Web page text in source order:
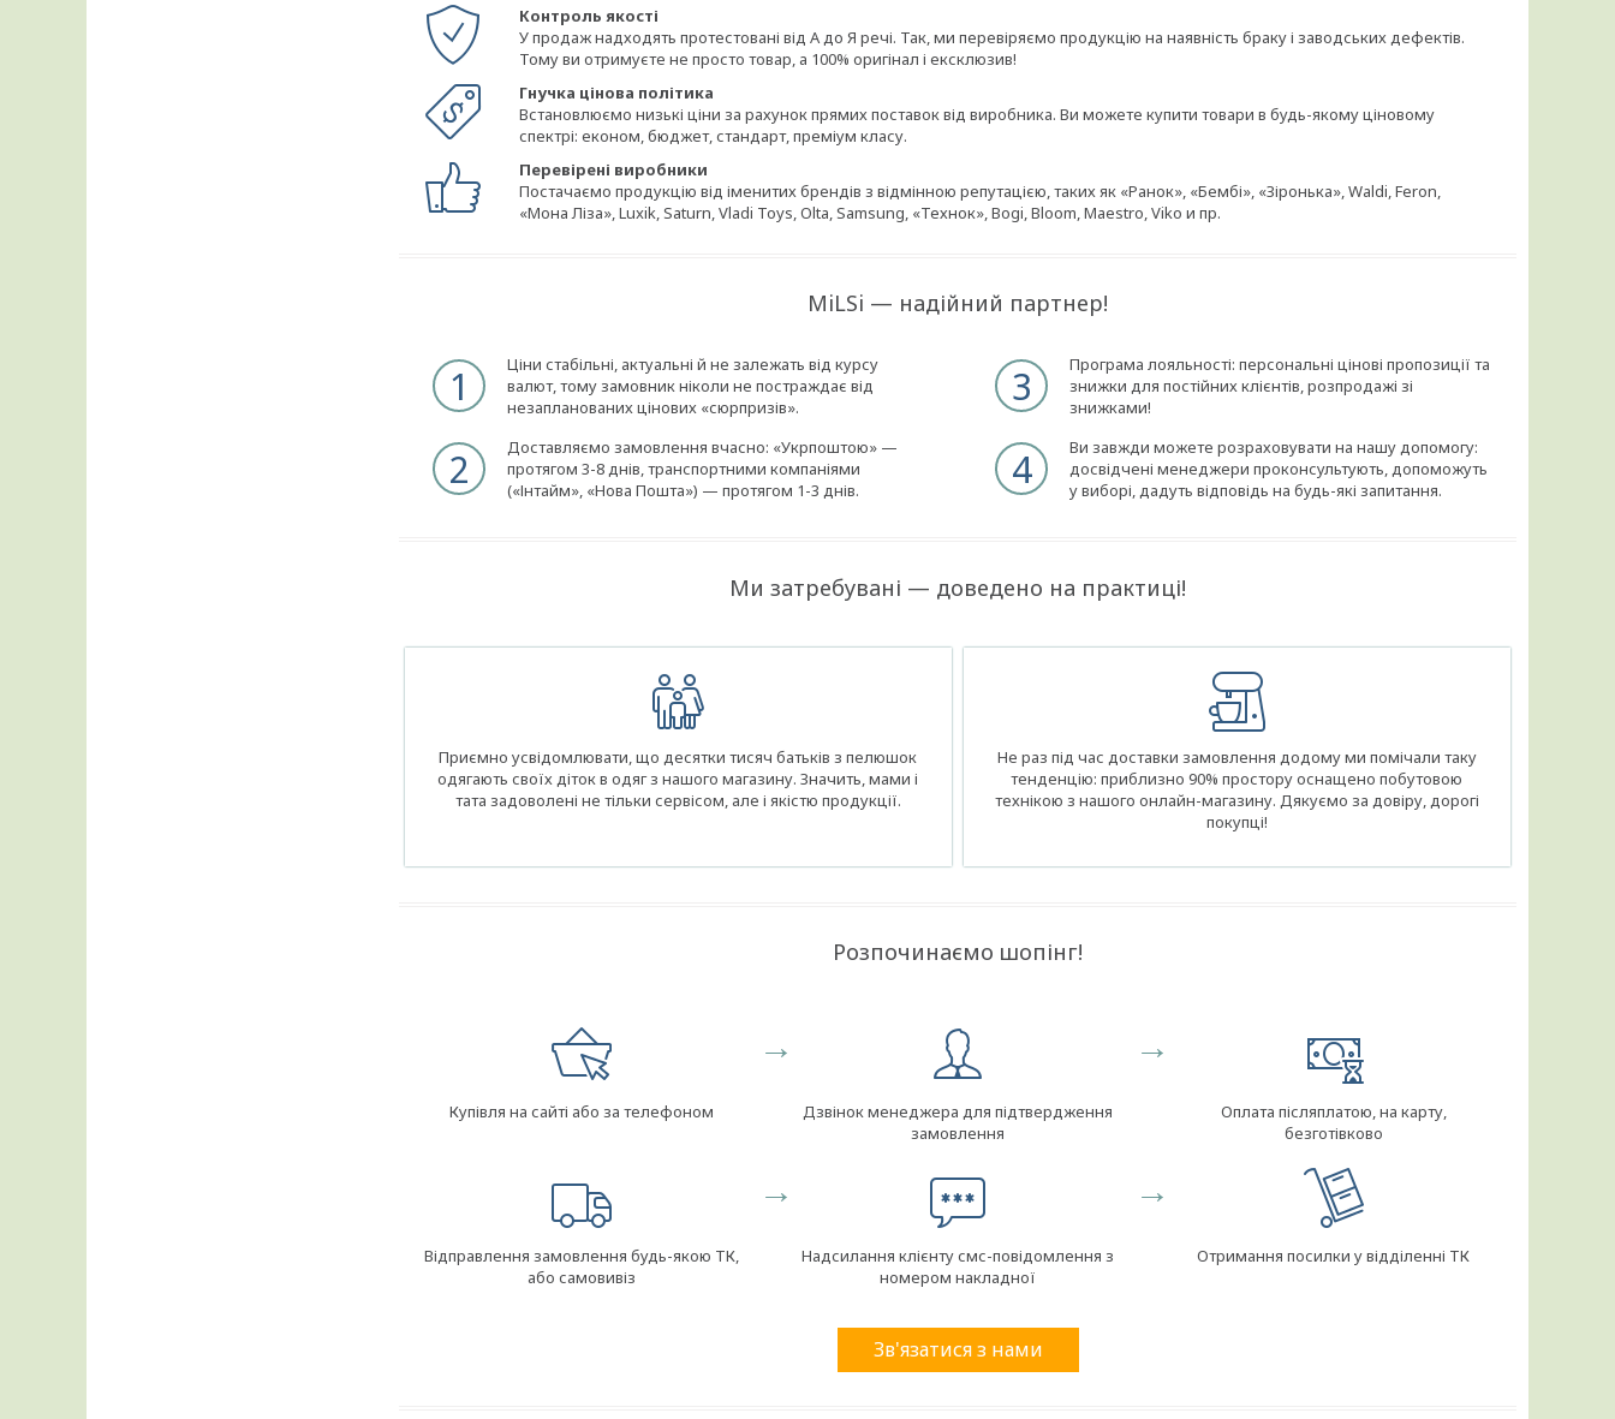
Контроль якості
У продаж надходять протестовані від А до Я речі. Так, ми перевіряємо продукцію на наявність браку і заводських дефектів.
Тому ви отримуєте не просто товар, а 100% оригінал і ексклюзив!
Гнучка цінова політика
Встановлюємо низькі ціни за рахунок прямих поставок від виробника. Ви можете купити товари в будь-якому ціновому
спектрі: економ, бюджет, стандарт, преміум класу.
Перевірені виробники
Постачаємо продукцію від іменитих брендів з відмінною репутацією, таких як «Ранок», «Бембі», «Зіронька», Waldi, Feron,
«Мона Ліза», Luxik, Saturn, Vladi Toys, Olta, Samsung, «Технок», Bogi, Bloom, Maestro, Viko и пр.
MiLSi — надійний партнер!
1
Ціни стабільні, актуальні й не залежать від курсу
валют, тому замовник ніколи не постраждає від
незапланованих цінових «сюрпризів».
2
Доставляємо замовлення вчасно: «Укрпоштою» —
протягом 3-8 днів, транспортними компаніями
(«Інтайм», «Нова Пошта») — протягом 1-3 днів.
3
Програма лояльності: персональні цінові пропозиції та
знижки для постійних клієнтів, розпродажі зі
знижками!
4
Ви завжди можете розраховувати на нашу допомогу:
досвідчені менеджери проконсультують, допоможуть
у виборі, дадуть відповідь на будь-які запитання.
Ми затребувані — доведено на практиці!
Приємно усвідомлювати, що десятки тисяч батьків з пелюшок
одягають своїх діток в одяг з нашого магазину. Значить, мами і
тата задоволені не тільки сервісом, але і якістю продукції.
Не раз під час доставки замовлення додому ми помічали таку
тенденцію: приблизно 90% простору оснащено побутовою
технікою з нашого онлайн-магазину. Дякуємо за довіру, дорогі
покупці!
Розпочинаємо шопінг!
Купівля на сайті або за телефоном
→
Дзвінок менеджера для підтвердження
замовлення
→
Оплата післяплатою, на карту,
безготівково
Відправлення замовлення будь-якою ТК,
або самовивіз
→
Надсилання клієнту смс-повідомлення з
номером накладної
→
Отримання посилки у відділенні ТК
Зв'язатися з нами